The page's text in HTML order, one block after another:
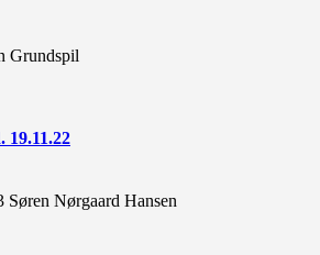
Grundspil
Søren Nørgaard Hansen